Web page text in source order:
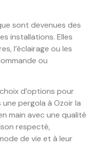
sont devenues des
installations. Elles
l’éclairage ou les
ou
d’options pour
pergola à Ozoir la
main avec une qualité
respecté,
de vie et à leur